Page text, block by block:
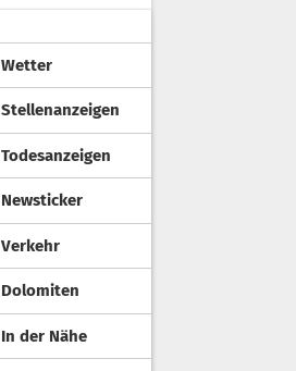
Wetter
Stellenanzeigen
Todesanzeigen
Newsticker
Verkehr
Dolomiten
In der Nähe